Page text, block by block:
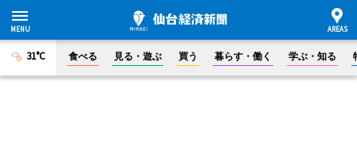
31°C 食べる 見る・遊ぶ 買う 暮らす・働く 学ぶ・知る